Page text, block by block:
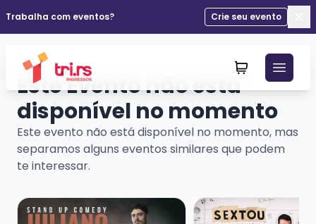
Trabalha com eventos?
Crie seu evento
Este Evento não está
disponível no momento
Este evento não está disponível no momento, mas
separamos alguns eventos similares que podem
te interessar.
Veja mais sobre JULIANO CORAÇÃO - SHOW SOLO
Veja mais sobre